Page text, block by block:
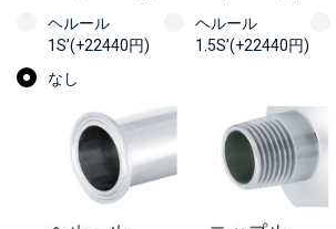
ヘルール
1S’(+22440円)
ヘルール
1.5S’(+22440円)
なし